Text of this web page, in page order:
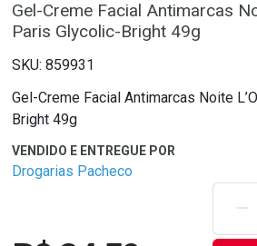
Gel-Creme Facial Antimarcas
Paris Glycolic-Bright 49g
859931
Gel-Creme Facial Antimarcas Noite
Bright 49g
Drogarias Pacheco